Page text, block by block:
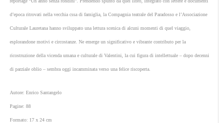
d’epoca ritrovati nella vecchia cssa di famiglia, la Compagnia teatrale del Paradosso e l’Associazione
Culturale Lauretana hanno sviluppato una lettura scenica di alcuni momenti di quel viaggio,
esplorandone motivi e circostanze. Ne emerge un significativo e vibrante contributo per la
ricostruzione della vicenda umana e culturale di Valentini, la cui figura di intellettuale – dopo decenni
di parziale oblio – sembra oggi incamminata verso una felice riscoperta.
Autore: Enrico Santangelo
Pagine: 88
Formato: 17 x 24 cm